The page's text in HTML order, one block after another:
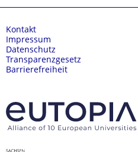
Kontakt
Impressum
Datenschutz
Transparenzgesetz
Barrierefreiheit